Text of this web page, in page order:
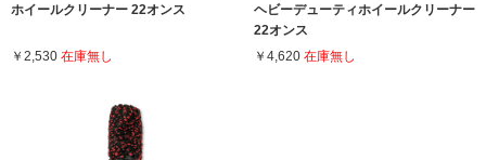
ホイールクリーナー 22オンス
￥2,530 在庫無し
ヘビーデューティホイールクリーナー
22オンス
￥4,620 在庫無し